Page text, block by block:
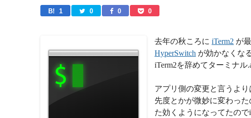
B! 1 0 0 0
去年の秋ころに iTerm2 が
HyperSwitch が効かなくな
iTerm2を辞めてターミナル
アプリ側の変更と言うよ
先度とかが微妙に変わっ
た効くようになってたので